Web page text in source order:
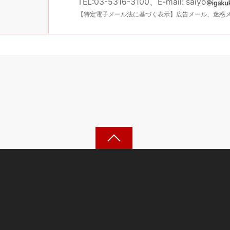
TEL:03-5316-3100、E-mail: saiyo
【特定電子メール法に基づく表示】広告メール、迷惑